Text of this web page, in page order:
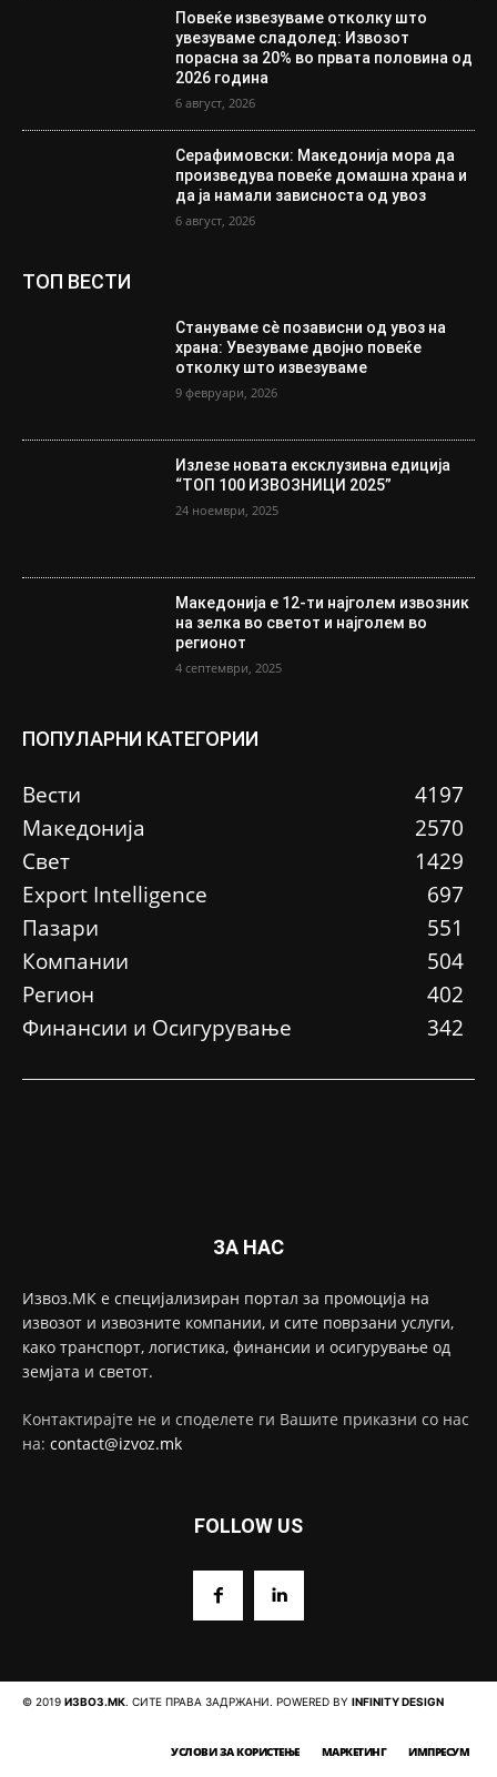
Повеќе извезуваме отколку што
увезуваме сладолед: Извозот
порасна за 20% во првата половина од
2026 година
6 август, 2026
Серафимовски: Македонија мора да
произведува повеќе домашна храна и
да ја намали зависноста од увоз
6 август, 2026
ТОП ВЕСТИ
Стануваме сè позависни од увоз на
храна: Увезуваме двојно повеќе
отколку што извезуваме
9 февруари, 2026
Излезе новата ексклузивна едиција
“ТОП 100 ИЗВОЗНИЦИ 2025”
24 ноември, 2025
Македонија е 12-ти најголем извозник
на зелка во светот и најголем во
регионот
4 септември, 2025
ПОПУЛАРНИ КАТЕГОРИИ
Вести
4197
Македонија
2570
Свет
1429
Еxport Intelligence
697
Пазари
551
Компании
504
Регион
402
Финансии и Осигурување
342
ЗА НАС
Извоз.МК е специјализиран портал за промоција на
извозот и извозните компании, и сите поврзани услуги,
како транспорт, логистика, финансии и осигурување од
земјата и светот.
Контактирајте не и споделете ги Вашите приказни со нас
на: contact@izvoz.mk
FOLLOW US
© 2019 ИЗВОЗ.МК. СИТЕ ПРАВА ЗАДРЖАНИ. POWERED BY INFINITY DESIGN
УСЛОВИ ЗА КОРИСТЕЊЕ МАРКЕТИНГ ИМПРЕСУМ